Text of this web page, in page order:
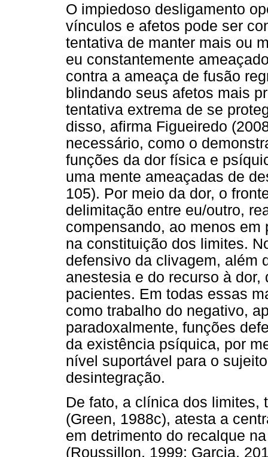
O impiedoso desligamento
vínculos e afetos pode ser
tentativa de manter mais ou
eu constantemente
contra a ameaça de fusão
blindando seus afetos mais
tentativa extrema de se
disso, afirma Figueiredo
necessário, como o
funções da dor física e
uma mente ameaçadas de
105). Por meio da dor, o
delimitação entre eu/outro,
compensando, ao menos
na constituição dos limites.
defensivo da clivagem, além
anestesia e do recurso à
pacientes. Em todas essas
como trabalho do negativo,
paradoxalmente, funções
da existência psíquica, por
nível suportável para o
desintegração.
De fato, a clínica dos limites,
(Green, 1988c), atesta a
em detrimento do recalque
(Roussillon, 1999; Garcia,